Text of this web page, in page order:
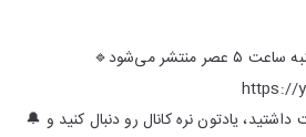
می‌شود🔹
https://
یادتون نره کانال رو دنبال کنید و 🔔